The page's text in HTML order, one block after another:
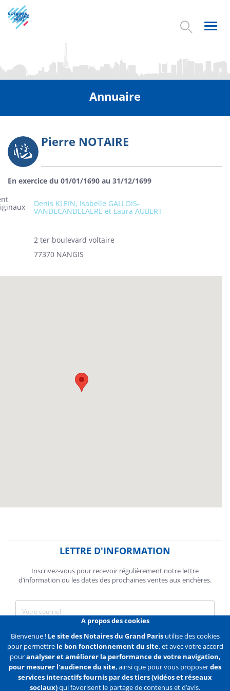
Aller
au
contenu
Annuaire
Photo Pierre NOTAIRE
En exercice du 01/01/1690 au 31/12/1699
Denis KLEIN, Isabelle GALLOIS-
VANDECANDELAERE et Laura AUBERT
2 ter boulevard voltaire
77370 NANGIS
LETTRE D'INFORMATION
Inscrivez-vous pour recevoir régulièrement notre lettre
d’information ou les dates des prochaines ventes aux enchères.
J'accepte de recevoir des communications de la Chambre des
Notaires de Paris.
En savoir plus
S'abonner
A propos des cookies
Bienvenue ! Le site des Notaires du Grand Parisutilise des cookies
pour permettre le bon fonctionnement du site, et avec votre accord
pouranalyser et améliorer la performance de votre navigation,
pour mesurer l'audience du site, ainsi que pour vous proposerdes
services interactifs fournis par des tiers (vidéos et réseaux
sociaux)qui favorisent le partage de contenus et d’avis.